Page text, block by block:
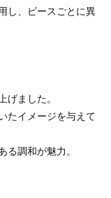
し、ピースごとに異
げました。
たイメージを与えて
る調和が魅力。